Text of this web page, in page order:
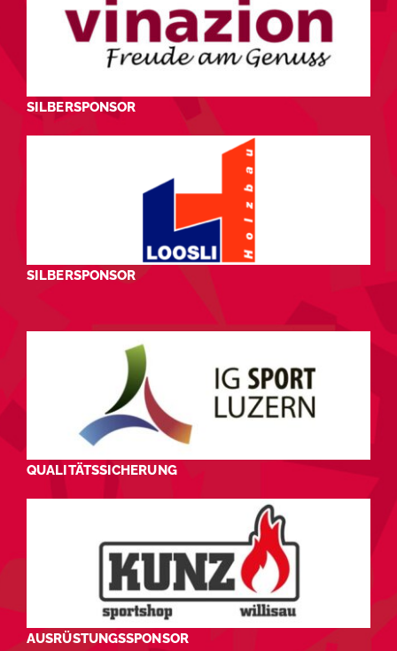
SILBERSPONSOR
SILBERSPONSOR
QUALITÄTSSICHERUNG
AUSRÜSTUNGSSPONSOR